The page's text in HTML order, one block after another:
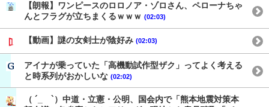
【朗報】ワンピースのロロノア・ゾロさん、ペローナちゃ
んとフラグが立ちまくるｗｗｗ (02:03)
【動画】謎の女剣士が陰好み (02:03)
アイナが乗っていた「高機動試作型ザク」ってよく考える
と時系列がおかしいな (02:02)
（ ´_ゝ`）中道・立憲・公明、国会内で「熊本地震対策本